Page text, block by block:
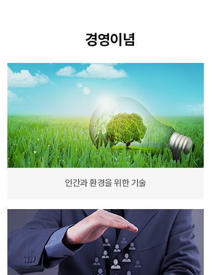
경영이념
인간과 환경을 위한 기술